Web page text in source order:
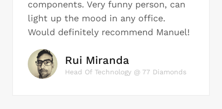
components. Very funny person, can
light up the mood in any office.
Would definitely recommend Manuel!
Rui Miranda
Head Of Technology @ 77 Diamonds